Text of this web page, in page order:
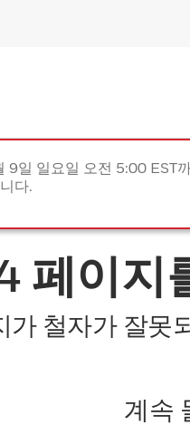
일 일요일 오전 5:00
다.
페이지
가 철자가 잘못
계속